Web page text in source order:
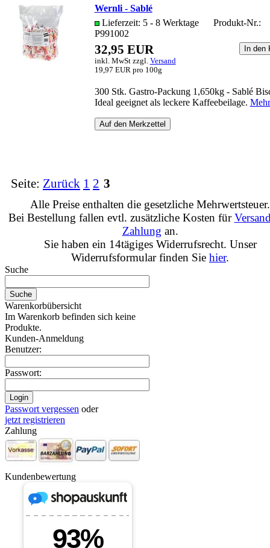
Wernli - Sablé
Lieferzeit: 5 - 8 Werktage
Produkt-Nr.:
P991002
32,95 EUR
inkl. MwSt zzgl. Versand
19,97 EUR pro 100g
300 Stk. Gastro-Packung 1,650kg - Sablé
Ideal geeignet als leckere Kaffeebeilage.
Seite: Zurück 1 2 3
Alle Preise enthalten die gesetzliche Mehrwertsteuer.
Bei Bestellung fallen evtl. zusätzliche Kosten für
Zahlung an.
Sie haben ein 14tägiges Widerrufsrecht. Unser
Widerrufsformular finden Sie hier.
Suche
Warenkorbübersicht
Im Warenkorb befinden sich keine
Produkte.
Kunden-Anmeldung
Benutzer:
Passwort:
Passwort vergessen oder
jetzt registrieren
Zahlung
Kundenbewertung